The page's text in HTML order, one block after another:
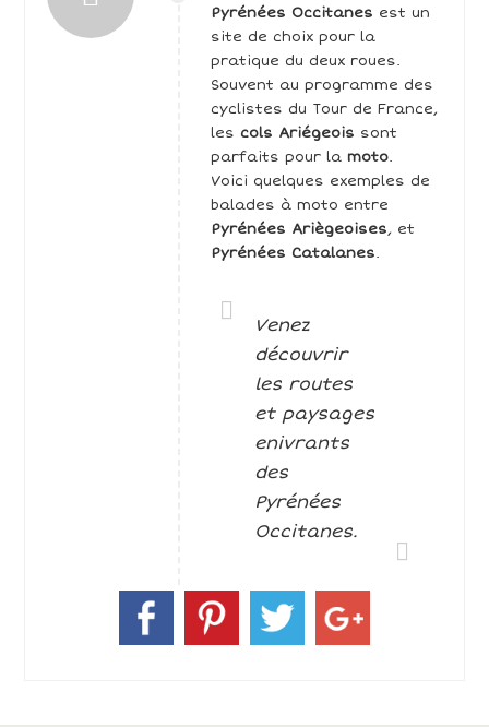
Pyrénées Occitanes est un
site de choix pour la
pratique du deux roues.
Souvent au programme des
cyclistes du Tour de France,
les cols Ariégeois sont
parfaits pour lamoto.
Voici quelques exemples de
balades à moto entre
Pyrénées Ariègeoises, et
Pyrénées Catalanes.
Venez
découvrir
les routes
et paysages
enivrants
des
Pyrénées
Occitanes.